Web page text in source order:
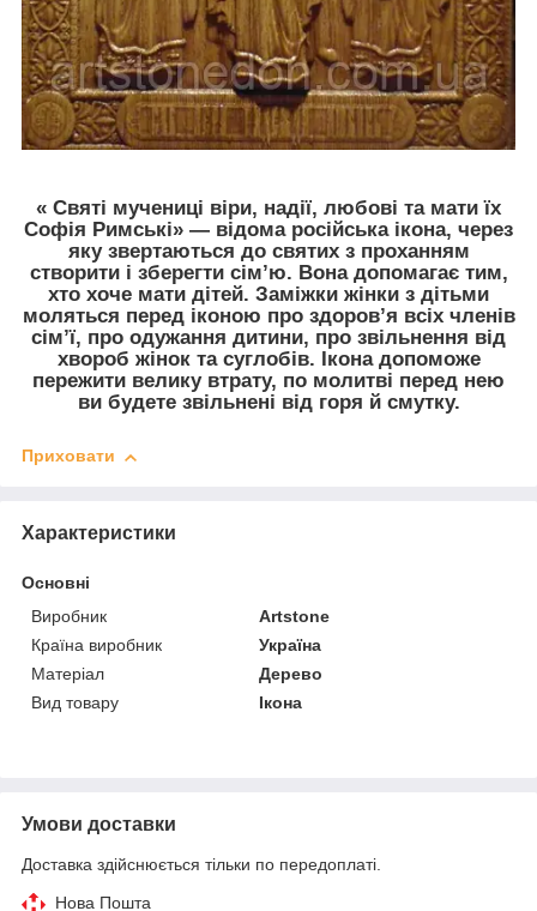
« Святі мучениці віри, надії, любові та мати їх
Софія Римські» — відома російська ікона, через
яку звертаються до святих з проханням
створити і зберегти сім’ю. Вона допомагає тим,
хто хоче мати дітей. Заміжки жінки з дітьми
моляться перед іконою про здоров’я всіх членів
сім’ї, про одужання дитини, про звільнення від
хвороб жінок та суглобів. Ікона допоможе
пережити велику втрату, по молитві перед нею
ви будете звільнені від горя й смутку.
Приховати
Характеристики
Основні
Виробник
Artstone
Країна виробник
Україна
Матеріал
Дерево
Вид товару
Ікона
Умови доставки
Доставка здійснюється тільки по передоплаті.
Нова Пошта